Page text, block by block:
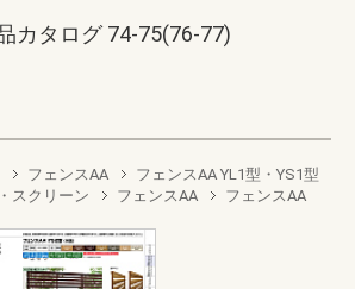
カタログ 74-75(76-77)
フェンスAA
フェンスAA YL1型・YS1型
スクリーン フェンスAA
フェンスAA